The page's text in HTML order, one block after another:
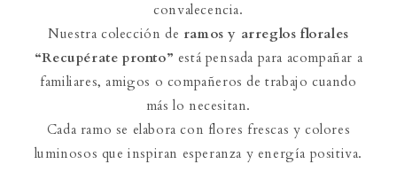
convalecencia.
Nuestra colección de ramos y arreglos florales
“Recupérate pronto” está pensada para acompañar a
familiares, amigos o compañeros de trabajo cuando
más lo necesitan.
Cada ramo se elabora con flores frescas y colores
luminosos que inspiran esperanza y energía positiva.